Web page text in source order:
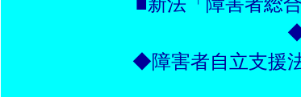
◆障害者自立支援